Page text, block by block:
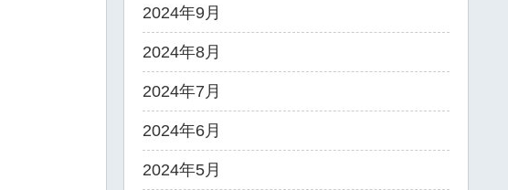
2024年9月
2024年8月
2024年7月
2024年6月
2024年5月